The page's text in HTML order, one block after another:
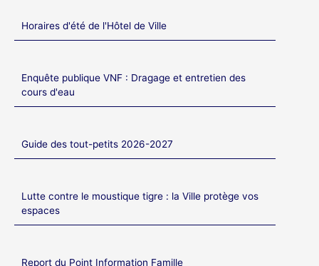
Horaires d'été de l'Hôtel de Ville
Enquête publique VNF : Dragage et entretien des
cours d'eau
Guide des tout-petits 2026-2027
Lutte contre le moustique tigre : la Ville protège vos
espaces
Report du Point Information Famille